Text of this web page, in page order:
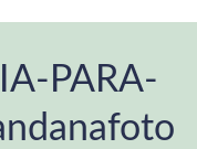
PARA-